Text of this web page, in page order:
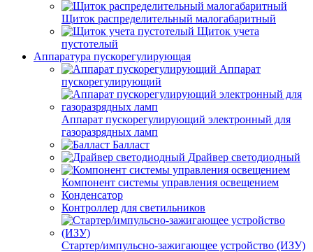
Щиток распределительный малогабаритный
Щиток учета
пустотелый
Аппаратура пускорегулирующая
Аппарат
пускорегулирующий
Аппарат пускорегулирующий электронный для
газоразрядных ламп
Балласт
Драйвер светодиодный
Компонент системы управления освещением
Конденсатор
Контроллер для светильников
Стартер/импульсно-зажигающее устройство (ИЗУ)